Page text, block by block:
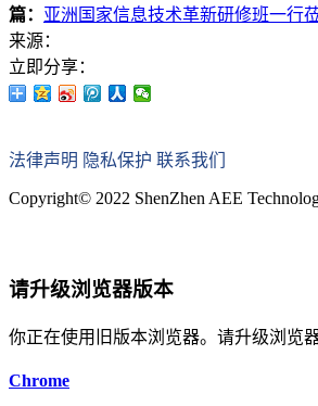
篇： 亚洲国家信息技术革新研修班一行
来源：
立即分享：
法律声明 隐私保护 联系我们
Copyright© 2022 ShenZhen AEE
请升级浏览器版本
你正在使用旧版本浏览器。请升级浏览
Chrome